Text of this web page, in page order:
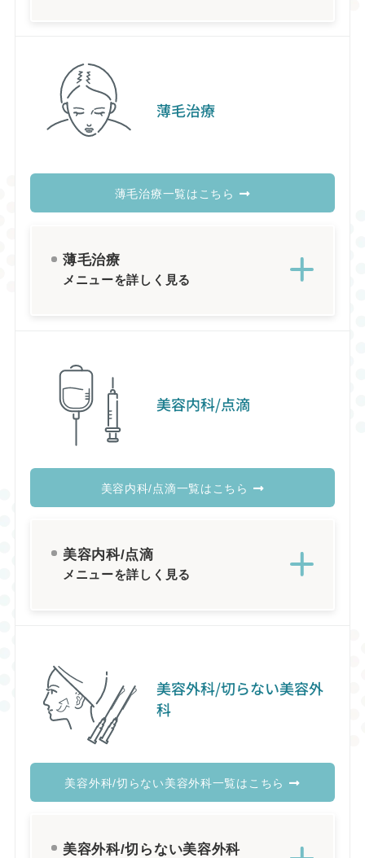
薄毛治療
薄毛治療一覧はこちら
薄毛治療
メニューを詳しく見る
美容内科/点滴
美容内科/点滴一覧はこちら
美容内科/点滴
メニューを詳しく見る
美容外科/切らない美容外
科
美容外科/切らない美容外科一覧はこちら
美容外科/切らない美容外科